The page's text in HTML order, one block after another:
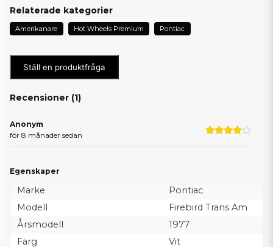
Relaterade kategorier
Amerikanare Hot Wheels Premium Pontiac
Ställ en produktfråga
Recensioner (1)
Anonym
för 8 månader sedan
Egenskaper
Märke
Pontiac
Modell
Firebird Trans Am
Årsmodell
1977
Färg
Vit